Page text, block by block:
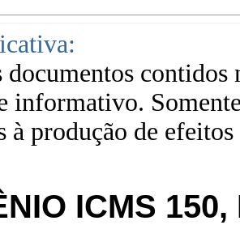
contidos
informativo.
à produção de
ICMS